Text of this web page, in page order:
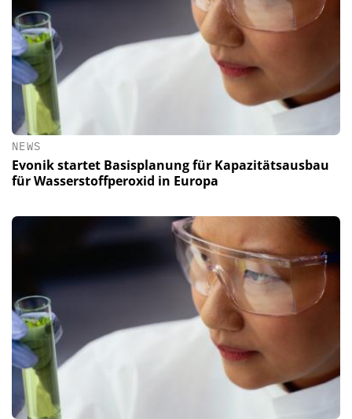
NEWS
Evonik startet Basisplanung für Kapazitätsausbau
für Wasserstoffperoxid in Europa